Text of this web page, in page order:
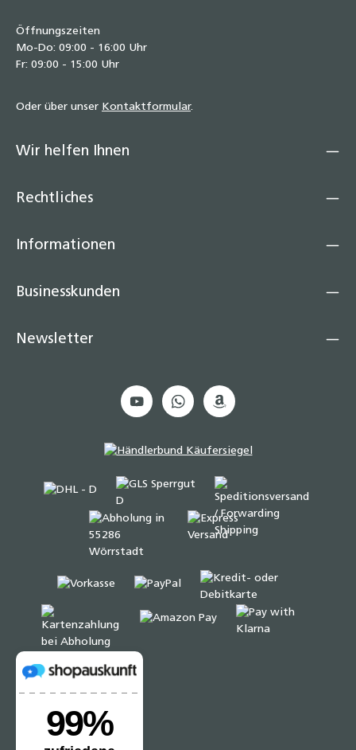
Öffnungszeiten
Mo-Do: 09:00 - 16:00 Uhr
Fr: 09:00 - 15:00 Uhr
Oder über unser Kontaktformular.
Wir helfen Ihnen
Rechtliches
Informationen
Businesskunden
Newsletter